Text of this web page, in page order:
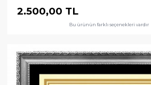
2.500,00 TL
Bu ürünün farklı seçenekleri vardır